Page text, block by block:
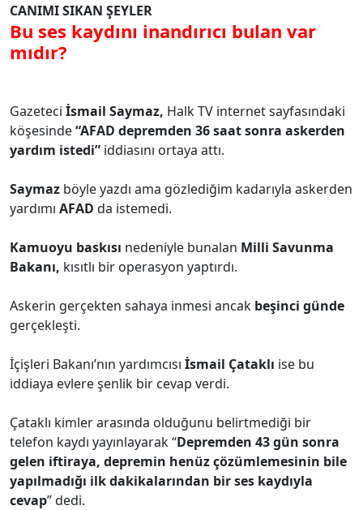
CANIMI SIKAN ŞEYLER
Bu ses kaydını inandırıcı bulan var
mıdır?
Gazeteci İsmail Saymaz, Halk TV internet sayfasındaki
köşesinde“AFAD depremden 36 saat sonra askerden
yardım istedi” iddiasını ortaya attı.
Saymaz böyle yazdı ama gözlediğim kadarıyla askerden
yardımı AFAD da istemedi.
Kamuoyu baskısı nedeniyle bunalan Milli Savunma
Bakanı, kısıtlı bir operasyon yaptırdı.
Askerin gerçekten sahaya inmesi ancak beşinci günde
gerçekleşti.
İçişleri Bakanı’nın yardımcısı İsmail Çataklı ise bu
iddiaya evlere şenlik bir cevap verdi.
Çataklı kimler arasında olduğunu belirtmediği bir
telefon kaydı yayınlayarak “Depremden 43 gün sonra
gelen iftiraya, depremin henüz çözümlemesinin bile
yapılmadığı ilk dakikalarından bir ses kaydıyla
cevap” dedi.